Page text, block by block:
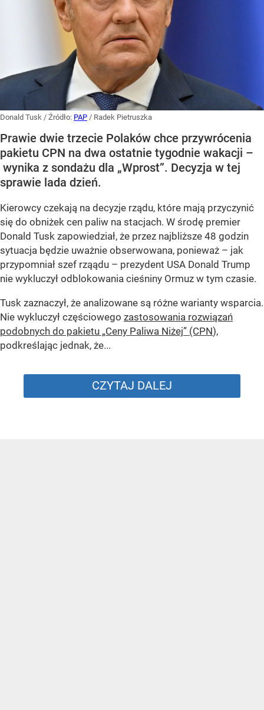
Donald Tusk / Źródło: PAP / Radek Pietruszka
Prawie dwie trzecie Polaków chce przywrócenia
pakietu CPN na dwa ostatnie tygodnie wakacji –
wynika z sondażu dla „Wprost”. Decyzja w tej
sprawie lada dzień.
Kierowcy czekają na decyzje rządu, które mają przyczynić
się do obniżek cen paliw na stacjach. W środę premier
Donald Tusk zapowiedział, że przez najbliższe 48 godzin
sytuacja będzie uważnie obserwowana, ponieważ – jak
przypomniał szef rząądu – prezydent USA Donald Trump
nie wykluczył odblokowania cieśniny Ormuz w tym czasie.
Tusk zaznaczył, że analizowane są różne warianty wsparcia.
Nie wykluczył częściowego zastosowania rozwiązań
podobnych do pakietu „Ceny Paliwa Niżej” (CPN),
podkreślając jednak, że...
CZYTAJ DALEJ